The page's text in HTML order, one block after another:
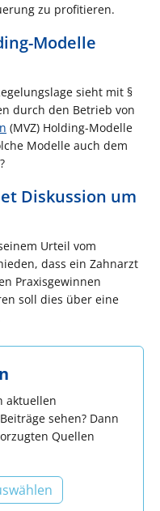
zu profitieren.
Modelle
sieht mit §
durch den Betrieb von
(MVZ) Holding-Modelle
Modelle auch dem
Diskussion um
Urteil vom
dass ein Zahnarzt
Praxisgewinnen
soll dies über eine
aktuellen
sehen? Dann
Quellen